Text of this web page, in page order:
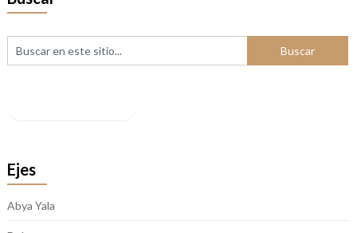
Ejes
Abya Yala